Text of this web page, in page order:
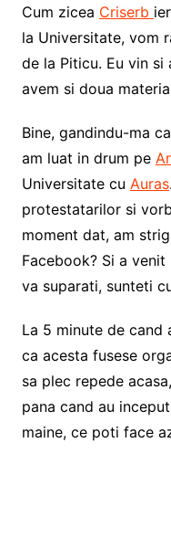
Cum zicea Criserb
la Universitate, vom
de la Piticu. Eu vin si
avem si doua
Bine, gandindu-ma
am luat in drum pe
Universitate cu Auras
protestatarilor si
moment dat, am
Facebook? Si a
va suparati, sunteti
La 5 minute de cand
ca acesta fusese
sa plec repede
pana cand au
maine, ce poti face